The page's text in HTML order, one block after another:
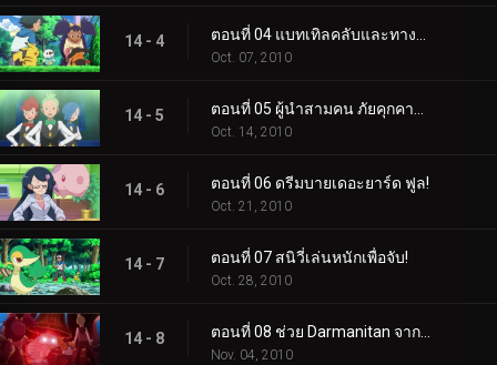
14 - 4
Oct. 07, 2010
14 - 5
Oct. 14, 2010
14 - 6 ตอนที่ 06 ดรีมบายเดอะยาร์ด ฟูล!
Oct. 21, 2010
14 - 7 ตอนที่ 07 สนิวี่เล่นหนักเพื่อจับ!
Oct. 28, 2010
14 - 8
Nov. 04, 2010